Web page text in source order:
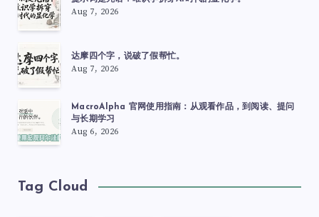
Aug 7, 2026
达摩四个字，说破了假帮忙。
Aug 7, 2026
MacroAlpha 官网使用指南：从观看作品，到阅读、提问
与长期学习
Aug 6, 2026
Tag Cloud